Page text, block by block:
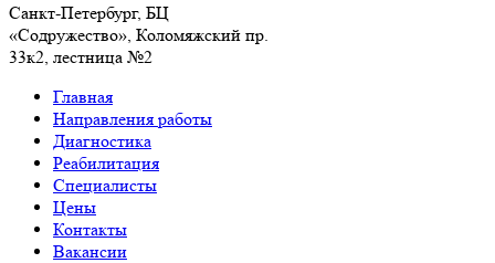
Санкт-Петербург, БЦ
«Содружество», Колoмяжский пр.
33к2, лестница №2
Главная
Направления работы
Диагностика
Реабилитация
Специалисты
Цены
Контакты
Вакансии